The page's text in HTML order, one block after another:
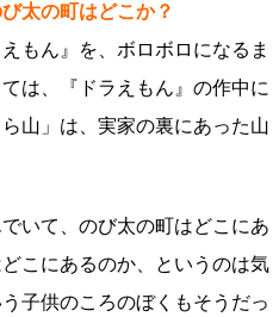
太の町はどこか？
もん』を、ボロボロになるま
は、『ドラえもん』の作中に
山」は、実家の裏にあった山
いて、のび太の町はどこにあ
こにあるのか、というのは気
子供のころのぼくもそうだっ